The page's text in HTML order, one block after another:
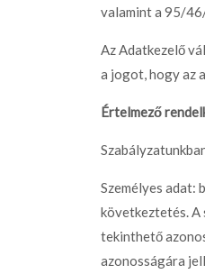
valamint a 95/
Az Adatkezelő
a jogot, hogy az
Értelmező
Személyes adat:
következtetés. A
tekinthető
azonosságára